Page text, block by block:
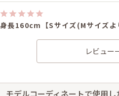
身長160cm【Sサイズ(Mサイズ
2025/05/25 結婚式 (友人
サイズはぴったりで、丈はひざ下でし
できました。
レンタル/購入した商品
レビュー